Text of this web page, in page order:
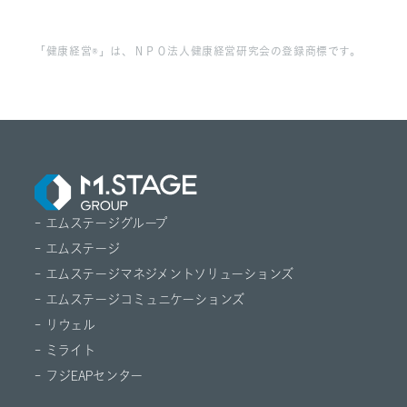
「健康経営®」は、ＮＰＯ法人健康経営研究会の登録商標です。
- エムステージグループ
- エムステージ
- エムステージマネジメントソリューションズ
- エムステージコミュニケーションズ
- リウェル
- ミライト
- フジEAPセンター